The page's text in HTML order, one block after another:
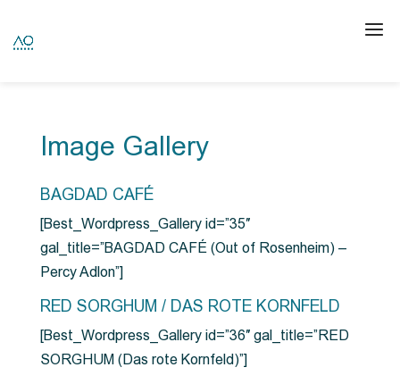
Image Gallery
BAGDAD CAFÉ
[Best_Wordpress_Gallery id=”35″
gal_title=”BAGDAD CAFÉ (Out of Rosenheim) –
Percy Adlon”]
RED SORGHUM / DAS ROTE KORNFELD
[Best_Wordpress_Gallery id=”36″ gal_title=”RED
SORGHUM (Das rote Kornfeld)”]